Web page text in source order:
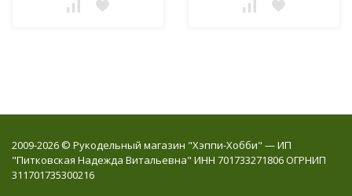
2009-2026 © Рукодельный магазин "Хэппи-Хобби" — ИП
"Питковская Надежда Витальевна" ИНН 701733271806 ОГРНИП
311701735300216